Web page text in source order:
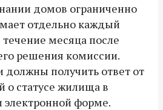
домов ограниченно
отдельно каждый
месяца после
решения комиссии.
должны получить ответ от
о статусе жилища в
форме.